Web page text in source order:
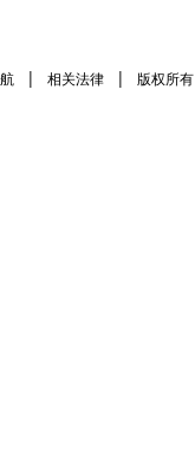
| 相关法律 |
版权所有